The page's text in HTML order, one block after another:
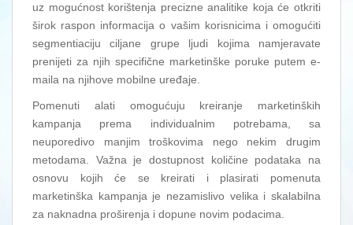
uz mogućnost korištenja precizne analitike koja će otkriti
širok raspon informacija o vašim korisnicima i omogućiti
segmentiaciju ciljane grupe ljudi kojima namjeravate
prenijeti za njih specifične marketinške poruke putem e-
maila na njihove mobilne uređaje.
Pomenuti alati omogućuju kreiranje marketinških
kampanja prema individualnim potrebama, sa
neuporedivo manjim troškovima nego nekim drugim
metodama. Važna je dostupnost količine podataka na
osnovu kojih će se kreirati i plasirati pomenuta
marketinška kampanja je nezamislivo velika i skalabilna
za naknadna proširenja i dopune novim podacima.